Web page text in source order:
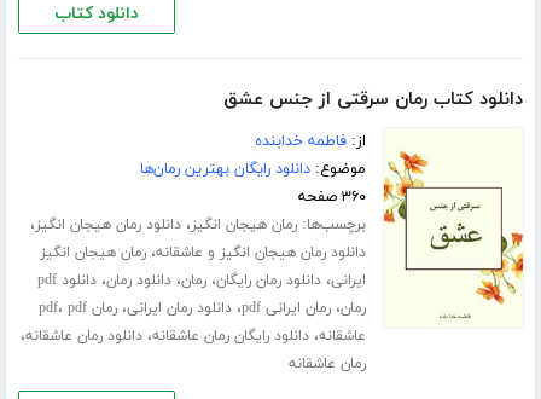
دانلود کتاب
دانلود کتاب رمان سرقتی از جنس عشق
از:فاطمه خدابنده
موضوع:دانلود رایگان بهترین رمان‌ها
۳۶۰ صفحه
برچسب‌ها:رمان هیجان انگیز،دانلود رمان هیجان انگیز،
دانلود رمان هیجان انگیز و عاشقانه،رمان هیجان انگیز
ایرانی،دانلود رمان رایگان،رمان،دانلود رمان،
دانلود pdf
رمان،رمان ایرانی pdf ،دانلود رمان ایرانی،رمان pdf ، pdf
عاشقانه،دانلود رایگان رمان عاشقانه،دانلود رمان عاشقانه،
رمان عاشقانه